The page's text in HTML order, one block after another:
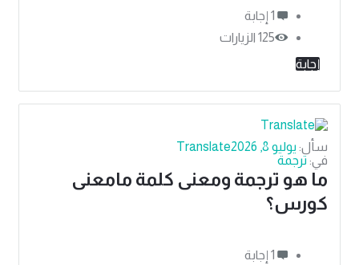
‫1 إجابة
125 الزيارات
إجابة
Translate سأل: يوليو 8, 2026
في: ترجمة
ما هو ترجمة ومعنى كلمة مامعنى
كورس؟
‫1 إجابة